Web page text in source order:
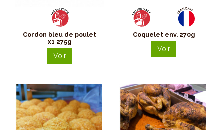
Cordon bleu de poulet
x1 275g
Voir
Coquelet env. 270g
Voir